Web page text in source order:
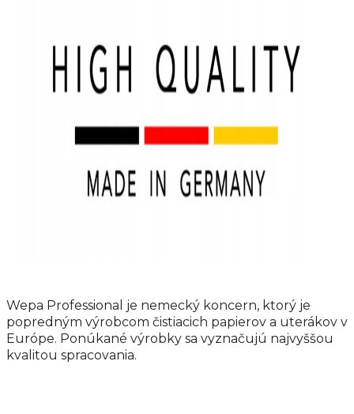
Wepa Professional je nemecký koncern, ktorý je
popredným výrobcom čistiacich papierov a uterákov v
Európe. Ponúkané výrobky sa vyznačujú najvyššou
kvalitou spracovania.